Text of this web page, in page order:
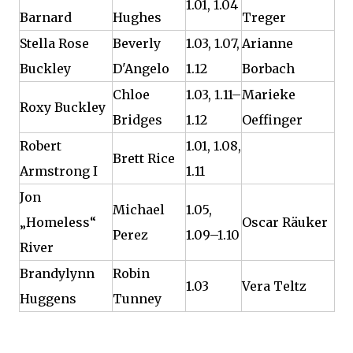
Barnard Hughes
1.01, 1.04
Treger
Stella Rose
Buckley
Beverly
D'Angelo
1.03, 1.07,
1.12
Arianne
Borbach
Roxy Buckley
Chloe
Bridges
1.03, 1.11–
1.12
Marieke
Oeffinger
Robert
Armstrong I
Brett Rice
1.01, 1.08,
1.11
Jon
„Homeless“
River
Michael
Perez
1.05,
1.09–1.10
Oscar Räuker
Brandylynn
Huggens
Robin
Tunney
1.03 Vera Teltz